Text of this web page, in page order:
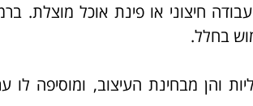
חיצוני או פינת אוכל מוצלת.
בחלל.
והן מבחינת העיצוב, ומוסיפה לו